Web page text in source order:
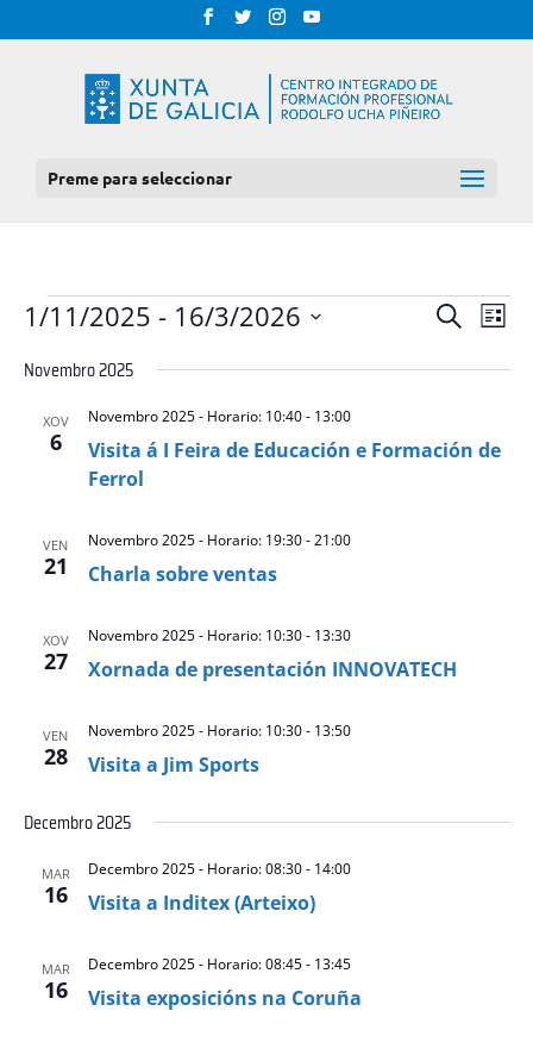
Preme para seleccionar
EVENTOS
BUSCA
VISTAS
Procurar
DE
Lista
1/11/2025 - 16/3/2026
date.
Novembro 2025
XOV
6
Visita á I Feira de Educación e Formación de
Ferrol
Novembro 2025 - Horario: 10:40- 13:00
VEN
21 Charla sobre ventas
Novembro 2025 - Horario: 19:30-21:00
XOV
27 Xornada de presentación INNOVATECH
Novembro 2025 - Horario: 10:30- 13:30
VEN
28 Visita a Jim Sports
Novembro 2025 - Horario: 10:30- 13:50
Decembro 2025
MAR
16 Visita a Inditex (Arteixo)
Decembro 2025 - Horario: 08:30- 14:00
MAR
16 Visita exposicións na Coruña
Decembro 2025 - Horario: 08:45- 13:45